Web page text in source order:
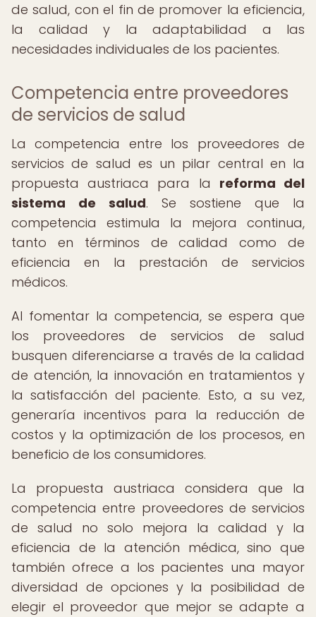
de salud, con el fin de promover la eficiencia,
la calidad y la adaptabilidad a las
necesidades individuales de los pacientes.
Competencia entre proveedores
de servicios de salud
La competencia entre los proveedores de
servicios de salud es un pilar central en la
propuesta austriaca para la reforma del
sistema de salud. Se sostiene que la
competencia estimula la mejora continua,
tanto en términos de calidad como de
eficiencia en la prestación de servicios
médicos.
Al fomentar la competencia, se espera que
los proveedores de servicios de salud
busquen diferenciarse a través de la calidad
de atención, la innovación en tratamientos y
la satisfacción del paciente. Esto, a su vez,
generaría incentivos para la reducción de
costos y la optimización de los procesos, en
beneficio de los consumidores.
La propuesta austriaca considera que la
competencia entre proveedores de servicios
de salud no solo mejora la calidad y la
eficiencia de la atención médica, sino que
también ofrece a los pacientes una mayor
diversidad de opciones y la posibilidad de
elegir el proveedor que mejor se adapte a